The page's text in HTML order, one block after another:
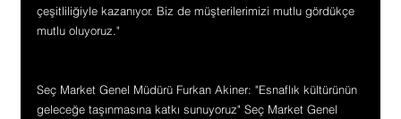
çeşitliliğiyle kazanıyor. Biz de müşterilerimizi mutlu gördükçe
mutlu oluyoruz."
Seç Market Genel Müdürü Furkan Akiner: "Esnaflık kültürünün
geleceğe taşınmasına katkı sunuyoruz" Seç Market Genel